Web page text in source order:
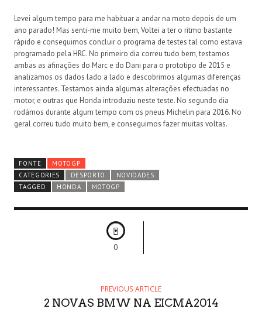
Levei algum tempo para me habituar a andar na moto depois de um
ano parado! Mas senti-me muito bem, Voltei a ter o ritmo bastante
rápido e conseguimos concluir o programa de testes tal como estava
programado pela HRC. No primeiro dia correu tudo bem, testamos
ambas as afinações do Marc e do Dani para o prototipo de 2015 e
analizamos os dados lado a lado e descobrimos algumas diferenças
interessantes. Testamos ainda algumas alterações efectuadas no
motor, e outras que Honda introduziu neste teste. No segundo dia
rodámos durante algum tempo com os pneus Michelin para 2016. No
geral correu tudo muito bem, e conseguimos fazer muitas voltas.
FONTE
MOTOGP
CATEGORIES
DESPORTO
NOVIDADES
TAGGED
HONDA MOTOGP
0
PREVIOUS ARTICLE
2 NOVAS BMW NA EICMA2014